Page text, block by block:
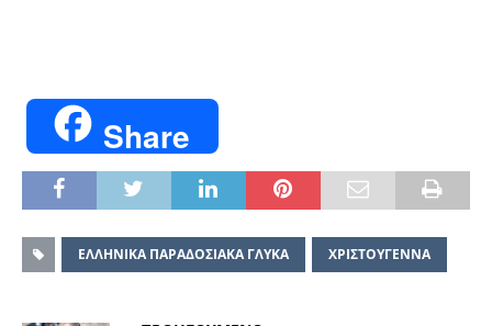
Share
ΕΛΛΗΝΙΚΑ ΠΑΡΑΔΟΣΙΑΚΑ ΓΛΥΚΑ ΧΡΙΣΤΟΥΓΕΝΝΑ